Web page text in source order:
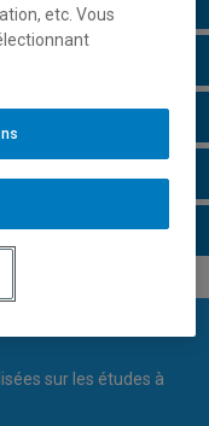
sur les études à
etc. Vous